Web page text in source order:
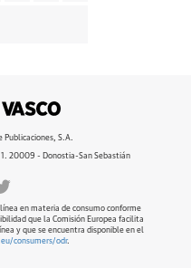
Publicaciones, S.A.
20009 - Donostia-San Sebastián
en materia de consumo conforme
que la Comisión Europea facilita
y que se encuentra disponible en el
consumers/odr.